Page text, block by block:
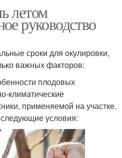
летом
руководство
сроки для окулировки,
важных факторов:
плодовых
климатические
применяемой на участке.
условия: